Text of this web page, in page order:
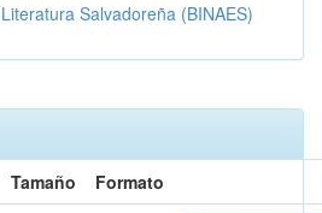
Literatura Salvadoreña (BINAES)
Tamaño
Formato